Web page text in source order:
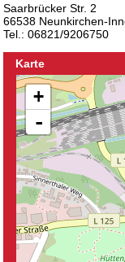
Saarbrücker Str. 2
66538 Neunkirchen-
Tel.: 06821/9206750
Karte
+
-